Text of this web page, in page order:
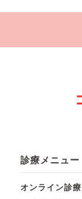
診療メニュー
オンライン診療